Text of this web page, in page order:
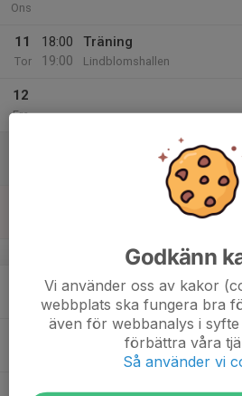
Ons
11
Tor
18:00
19:00
Träning
Lindblomshallen
12
Fre
v.51
Godkänn
Vi använder oss av kakor
webbplats ska fungera bra
även för webbanalys i
förbättra våra
Så använder vi